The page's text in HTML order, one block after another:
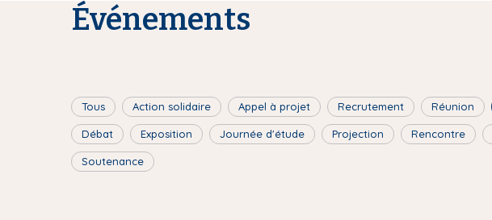
Événements
Tous Action solidaire Appel à projet Recrutement Réunion
Débat Exposition Journée d'étude Projection Rencontre
Soutenance